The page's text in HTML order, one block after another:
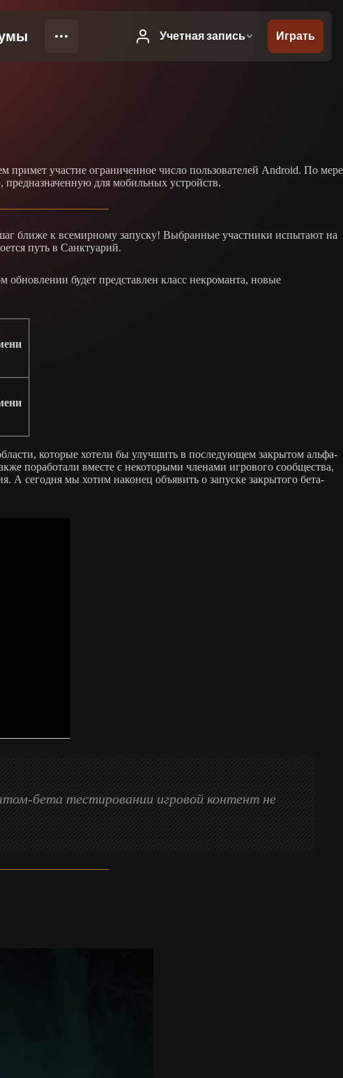
участие ограниченное число пользователей Android. По мере
для мобильных устройств.
ближе к всемирному запуску! Выбранные участники испытают на
путь в Санктуарий.
будет представлен класс некроманта, новые
которые хотели бы улучшить в последующем закрытом альфа-
поработали вместе с некоторыми членами игрового сообщества,
А сегодня мы хотим наконец объявить о запуске закрытого бета-
бета тестировании игровой контент не